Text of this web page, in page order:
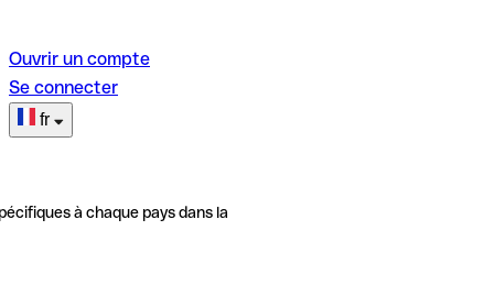
Ouvrir un compte
Se connecter
fr
à chaque pays dans la